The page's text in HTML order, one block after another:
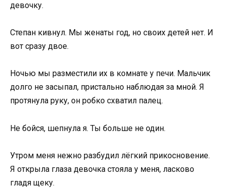
девочку.
Степан кивнул. Мы женаты год, но своих детей нет. И
вот сразу двое.
Ночью мы разместили их в комнате у печи. Мальчик
долго не засыпал, пристально наблюдая за мной. Я
протянула руку, он робко схватил палец.
Не бойся, шепнула я. Ты больше не один.
Утром меня нежно разбудил лёгкий прикосновение.
Я открыла глаза девочка стояла у меня, ласково
гладя щеку.